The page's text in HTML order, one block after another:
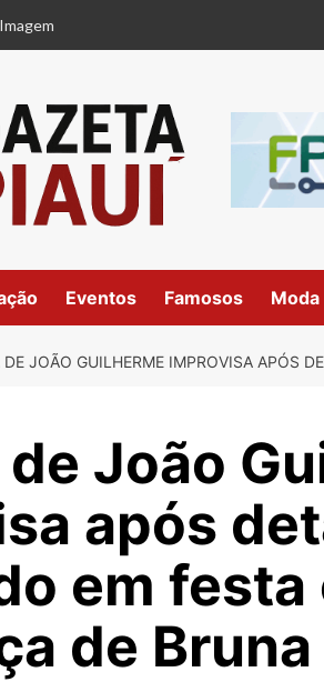
Imagem
Eventos Famosos Moda
DE JOÃO GUILHERME IMPROVISA APÓS
João
após
em festa
de